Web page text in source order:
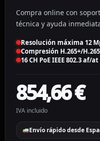
Compra online con
técnica y ayuda
Resolución máxima 12
Compresión H.265+/
16 CH PoE IEEE 802.3 af/
854,66€
IVA incluido
Envío rápido desde